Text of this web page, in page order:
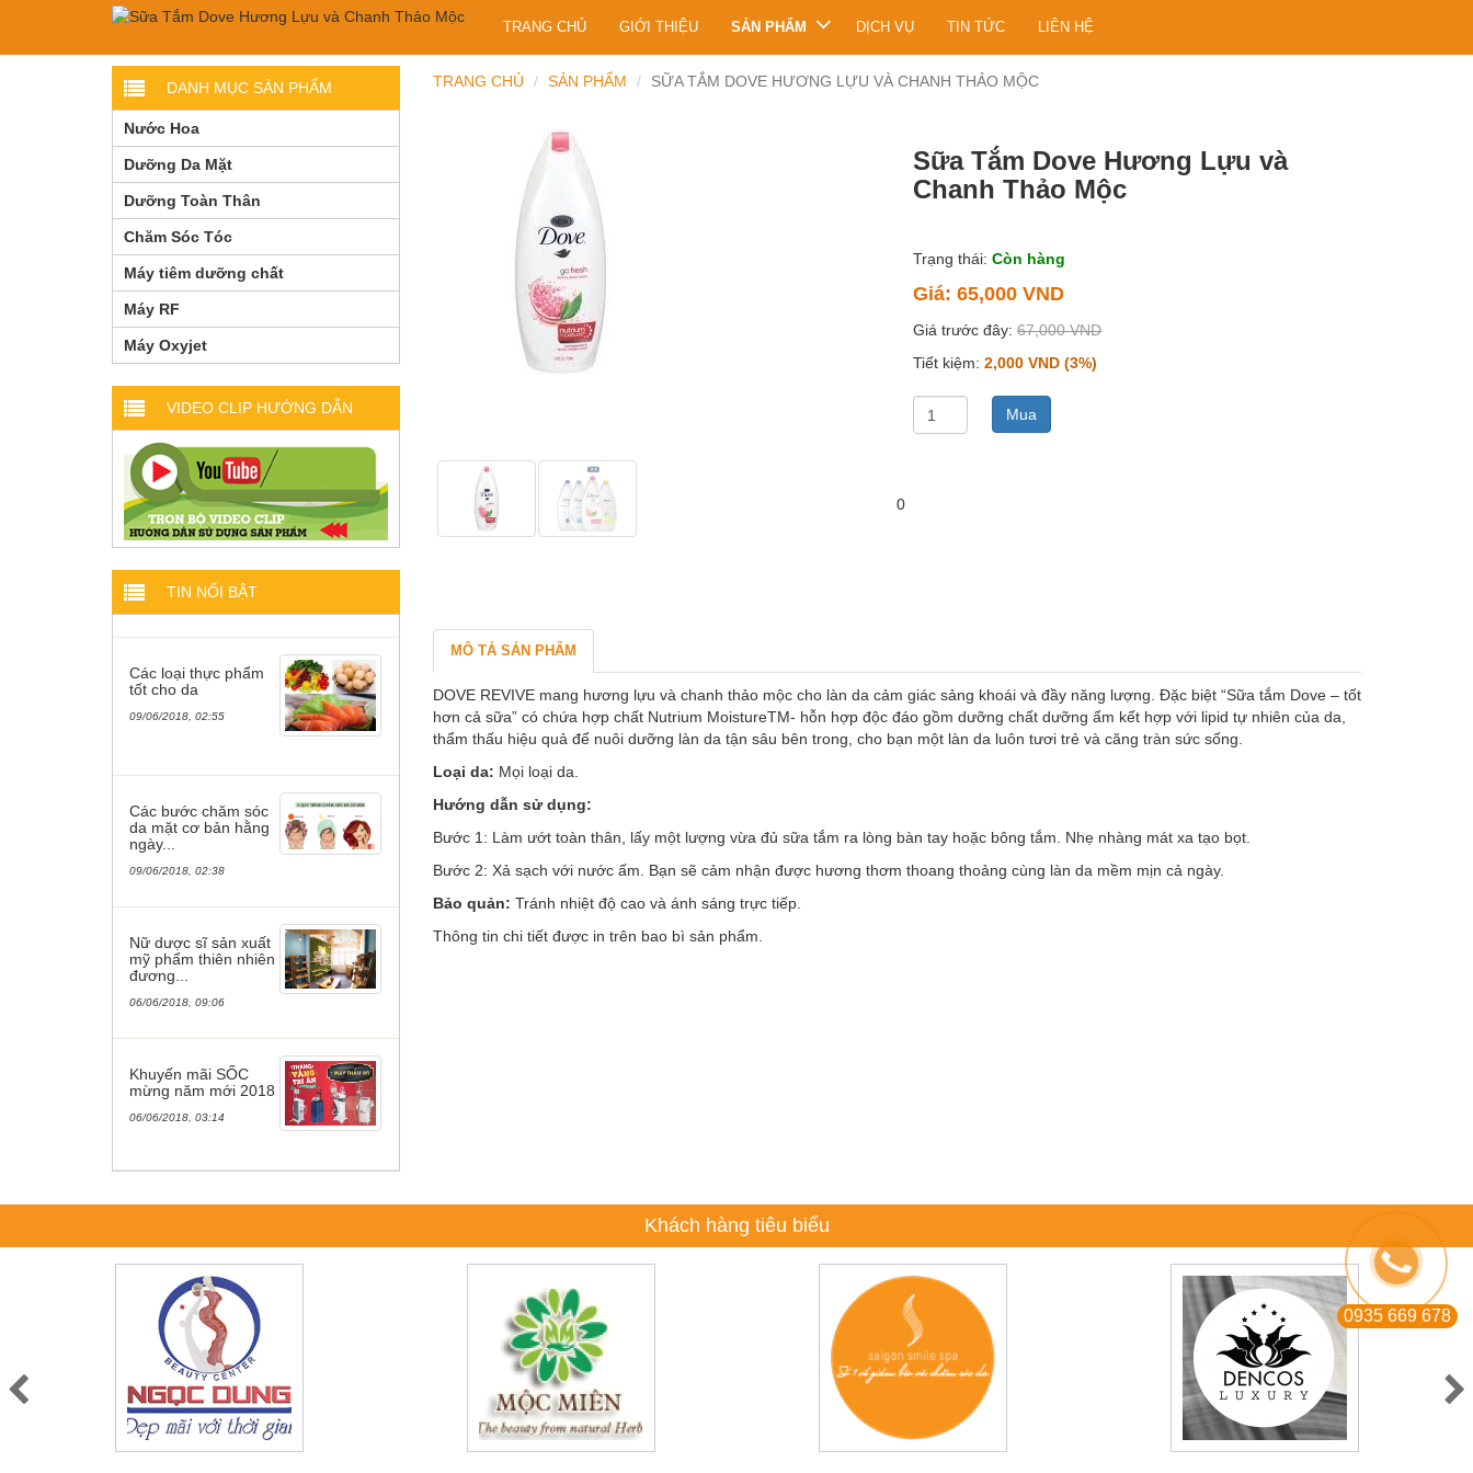
TRANG CHỦ GIỚI THIỆU SẢN PHẨM DỊCH VỤ TIN TỨC LIÊN HỆ
DANH MỤC SẢN PHẨM
Nước Hoa
Dưỡng Da Mặt
Dưỡng Toàn Thân
Chăm Sóc Tóc
Máy tiêm dưỡng chất
Máy RF
Máy Oxyjet
VIDEO CLIP HƯỚNG DẪN
TIN NỔI BẬT
Các loại thực phẩm
tốt cho da
09/06/2018, 02:55
Các bước chăm sóc
da mặt cơ bản hằng
ngày...
09/06/2018, 02:38
Nữ dược sĩ sản xuất
mỹ phẩm thiên nhiên
đương...
06/06/2018, 09:06
Khuyến mãi SỐC
mừng năm mới 2018
06/06/2018, 03:14
TRANG CHỦ SẢN PHẨM SỮA TẮM DOVE HƯƠNG LỰU VÀ CHANH THẢO MỘC
Sữa Tắm Dove Hương Lựu và
Chanh Thảo Mộc
Trạng thái: Còn hàng
Giá: 65,000 VND
Giá trước đây: 67,000 VND
Tiết kiệm: 2,000 VND (3%)
0
MÔ TẢ SẢN PHẨM
DOVE REVIVE mang hương lựu và chanh thảo mộc cho làn da cảm giác sảng khoái và đầy năng lượng. Đặc biệt “Sữa tắm Dove – tốt
hơn cả sữa” có chứa hợp chất Nutrium MoistureTM- hỗn hợp độc đáo gồm dưỡng chất dưỡng ẩm kết hợp với lipid tự nhiên của da,
thẩm thấu hiệu quả để nuôi dưỡng làn da tận sâu bên trong, cho bạn một làn da luôn tươi trẻ và căng tràn sức sống.
Loại da: Mọi loại da.
Hướng dẫn sử dụng:
Bước 1: Làm ướt toàn thân, lấy một lượng vừa đủ sữa tắm ra lòng bàn tay hoặc bông tắm. Nhẹ nhàng mát xa tạo bọt.
Bước 2: Xả sạch với nước ấm. Bạn sẽ cảm nhận được hương thơm thoang thoảng cùng làn da mềm mịn cả ngày.
Bảo quản: Tránh nhiệt độ cao và ánh sáng trực tiếp.
Thông tin chi tiết được in trên bao bì sản phẩm.
Khách hàng tiêu biểu
0935 669 678